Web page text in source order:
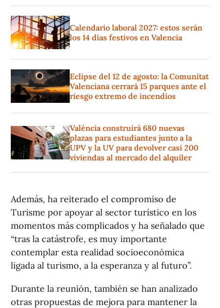
Calendario laboral 2027: estos serán
los 14 días festivos en Valencia
Eclipse del 12 de agosto: la Comunitat
Valenciana cerrará 15 parques ante el
riesgo extremo de incendios
València construirá 680 nuevas
plazas para estudiantes junto a la
UPV y la UV para devolver casi 200
viviendas al mercado del alquiler
Además, ha reiterado el compromiso de
Turisme por apoyar al sector turístico en los
momentos más complicados y ha señalado que
“tras la catástrofe, es muy importante
contemplar esta realidad socioeconómica
ligada al turismo, a la esperanza y al futuro”.
Durante la reunión, también se han analizado
otras propuestas de mejora para mantener la